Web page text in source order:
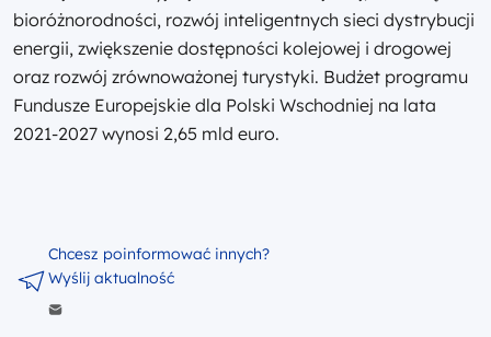
bioróżnorodności, rozwój inteligentnych sieci dystrybucji
energii, zwiększenie dostępności kolejowej i drogowej
oraz rozwój zrównoważonej turystyki. Budżet programu
Fundusze Europejskie dla Polski Wschodniej na lata
2021-2027 wynosi 2,65 mld euro.
Chcesz poinformować innych?
Wyślij aktualność